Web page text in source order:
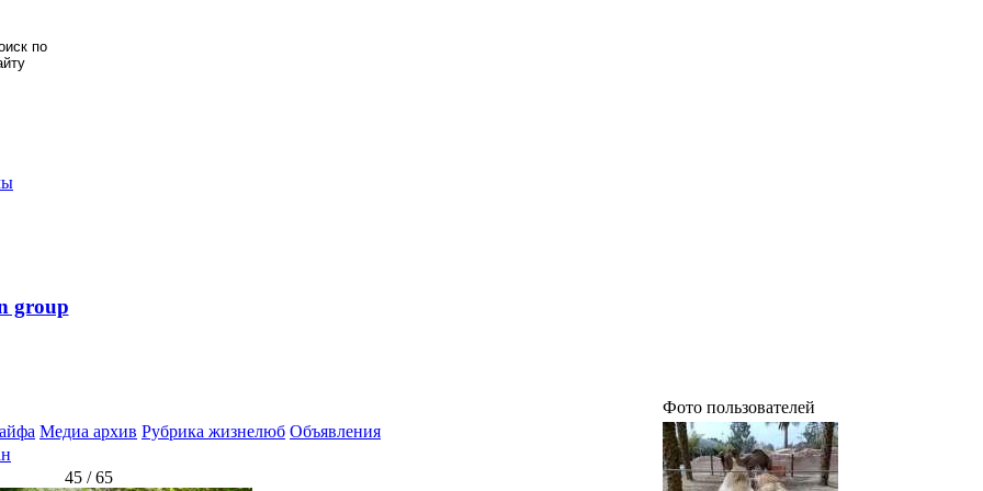
group
Медиа архив Рубрика жизнелюб Объявления
45 / 65
Фото пользователей